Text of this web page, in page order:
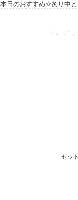
本日のおすすめ☆炙り中と
＋。．*
セッ